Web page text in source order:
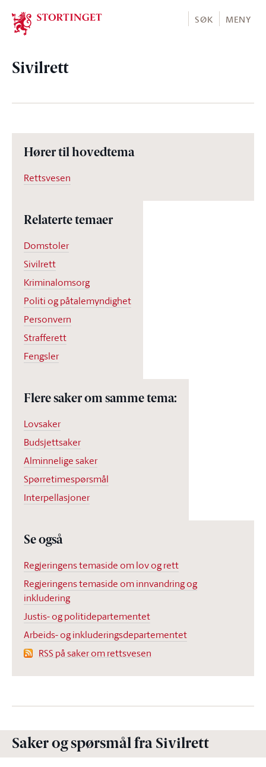
Stortinget.no
SØK MENY
Sivilrett
Hører til hovedtema
Rettsvesen
Relaterte temaer
Domstoler
Sivilrett
Kriminalomsorg
Politi og påtalemyndighet
Personvern
Strafferett
Fengsler
Flere saker om samme tema:
Lovsaker
Budsjettsaker
Alminnelige saker
Spørretimespørsmål
Interpellasjoner
Se også
Regjeringens temaside om lov og rett
Regjeringens temaside om innvandring og
inkludering
Justis- og politidepartementet
Arbeids- og inkluderingsdepartementet
RSS på saker om rettsvesen
Saker og spørsmål fra Sivilrett